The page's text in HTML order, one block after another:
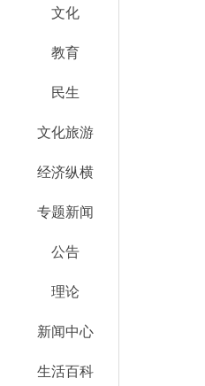
文化
教育
民生
文化旅游
经济纵横
专题新闻
公告
理论
新闻中心
生活百科